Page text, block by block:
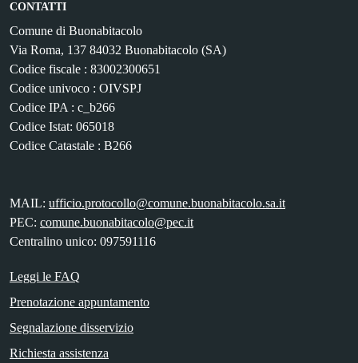
CONTATTI
Comune di Buonabitacolo
Via Roma, 137 84032 Buonabitacolo (SA)
Codice fiscale : 83002300651
Codice univoco : OIVSPJ
Codice IPA : c_b266
Codice Istat: 065018
Codice Catastale : B266
MAIL: ufficio.protocollo@comune.buonabitacolo.sa.it
PEC: comune.buonabitacolo@pec.it
Centralino unico: 097591116
Leggi le FAQ
Prenotazione appuntamento
Segnalazione disservizio
Richiesta assistenza